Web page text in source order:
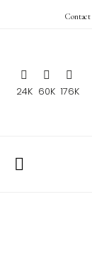
Contact
24K 60K 176K